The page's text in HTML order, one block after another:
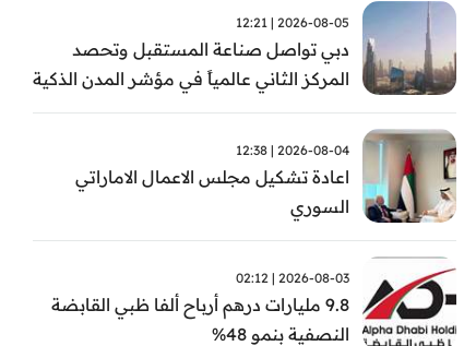
2026-08-05 | 12:21
دبي تواصل صناعة المستقبل وتحصد
المركز الثاني عالمياً في مؤشر المدن الذكية
2026-08-04 | 12:38
اعادة تشكيل مجلس الاعمال الاماراتي
السوري
2026-08-03 | 02:12
9.8 مليارات درهم أرباح ألفا ظبي القابضة
النصفية بنمو 48%